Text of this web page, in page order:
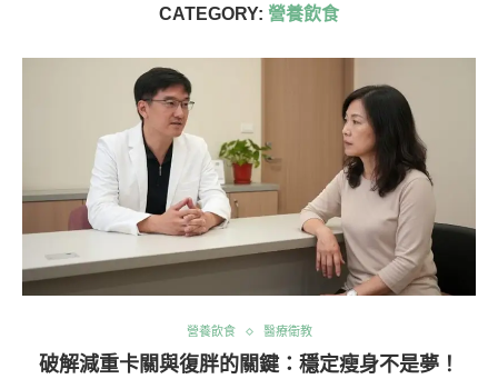
CATEGORY: 營養飲食
營養飲食 醫療衛教
破解減重卡關與復胖的關鍵：穩定瘦身不是夢！